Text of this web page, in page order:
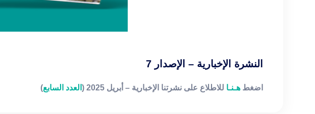
النشرة الإخبارية – الإصدار 7
اضغط هـنـا للاطلاع على نشرتنا الإخبارية – أبريل 2025 ( العدد السابع)